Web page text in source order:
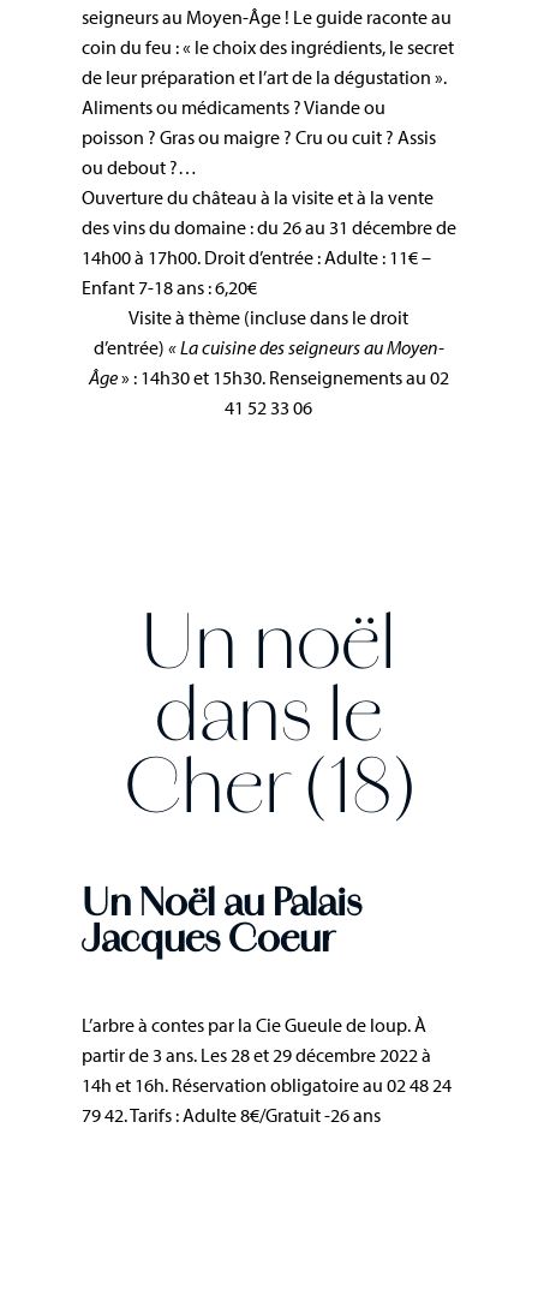
seigneurs au Moyen-Âge ! Le guide raconte au
coin du feu : « le choix des ingrédients, le secret
de leur préparation et l’art de la dégustation ».
Aliments ou médicaments ? Viande ou
poisson ? Gras ou maigre ? Cru ou cuit ? Assis
ou debout ?…
Ouverture du château à la visite et à la vente
des vins du domaine : du 26 au 31 décembre de
14h00 à 17h00. Droit d’entrée : Adulte : 11€ –
Enfant 7-18 ans : 6,20€
Visite à thème (incluse dans le droit
d’entrée)« La cuisine des seigneurs au Moyen-
Âge» : 14h30 et 15h30. Renseignements au 02
41 52 33 06
Un noël
dans le
Cher (18)
Un Noël au Palais
Jacques Coeur
L’arbre à contes par la Cie Gueule de loup. À
partir de 3 ans. Les 28 et 29 décembre 2022 à
14h et 16h. Réservation obligatoire au 02 48 24
79 42. Tarifs : Adulte 8€/Gratuit -26 ans